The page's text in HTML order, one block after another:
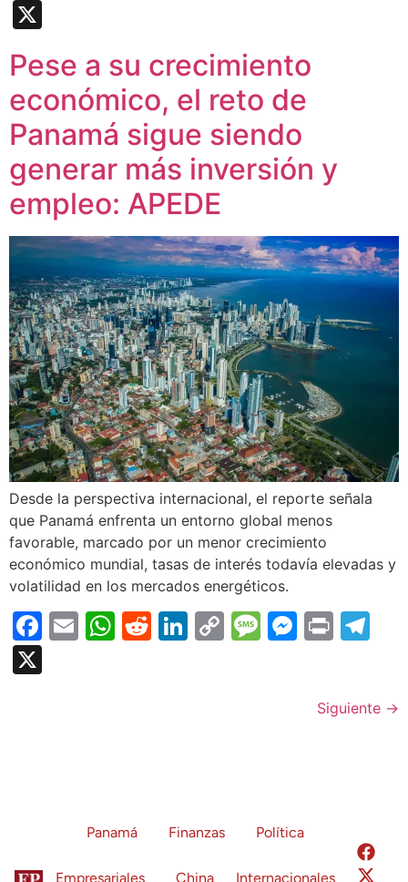
Pese a su crecimiento
económico, el reto de
Panamá sigue siendo
generar más inversión y
empleo: APEDE
Desde la perspectiva internacional, el reporte señala
que Panamá enfrenta un entorno global menos
favorable, marcado por un menor crecimiento
económico mundial, tasas de interés todavía elevadas y
volatilidad en los mercados energéticos.
Facebook
EmailWhatsApp
Reddit
LinkedIn
CopyMessage
Print
Siguiente →
Panamá Finanzas Política
Empresariales China Internacionales